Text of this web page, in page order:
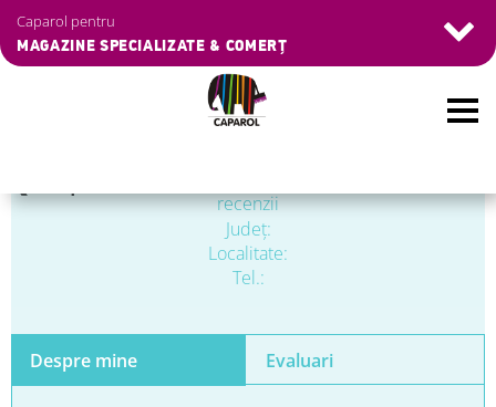
to
Caparol pentru
MAGAZINE SPECIALIZATE & COMERȚ
recenzii
Judeţ:
Localitate:
Tel.:
Despre mine Evaluari